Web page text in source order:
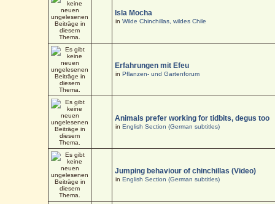
Isla Mocha
inWilde Chinchillas, wildes Chile
Erfahrungen mit Efeu
inPflanzen- und Gartenforum
Animals prefer working for tidbits, degus too
inEnglish Section (German subtitles)
Jumping behaviour of chinchillas (Video)
inEnglish Section (German subtitles)